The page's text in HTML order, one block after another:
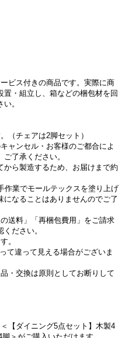
ビス付きの商品です。実際に商
・組立し、箱などの梱包材を回
。
チェアは2脚セット）
ャンセル・お客様のご都合によ
了承ください。
ら製造するため、お届けまで約
業でモールテックスを塗り上げ
なることはありませんのでご了
送料」「再梱包費用」をご請求
ださい。
。
て違って見える場合がございま
・交換は原則としてお断りして
【ダイニング5点セット】木製4